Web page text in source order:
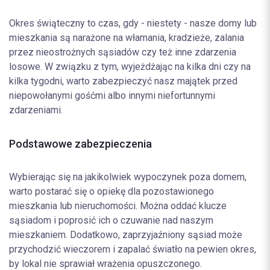
Okres świąteczny to czas, gdy - niestety - nasze domy lub
mieszkania są narażone na włamania, kradzieże, zalania
przez nieostrożnych sąsiadów czy też inne zdarzenia
losowe. W związku z tym, wyjeżdżając na kilka dni czy na
kilka tygodni, warto zabezpieczyć nasz majątek przed
niepowołanymi gośćmi albo innymi niefortunnymi
zdarzeniami.
Podstawowe zabezpieczenia
Wybierając się na jakikolwiek wypoczynek poza domem,
warto postarać się o opiekę dla pozostawionego
mieszkania lub nieruchomości. Można oddać klucze
sąsiadom i poprosić ich o czuwanie nad naszym
mieszkaniem. Dodatkowo, zaprzyjaźniony sąsiad może
przychodzić wieczorem i zapalać światło na pewien okres,
by lokal nie sprawiał wrażenia opuszczonego.